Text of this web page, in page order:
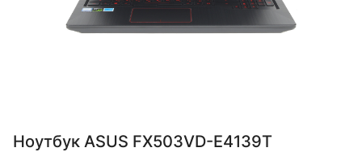
Ноутбук ASUS FX503VD-E4139T